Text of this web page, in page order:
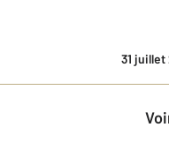
31 juillet